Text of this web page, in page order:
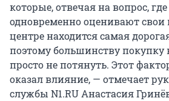
которые, отвечая на вопрос,
одновременно оценивают свои
центре находится самая
поэтому большинству покупку
просто не потянуть. Этот
оказал влияние, — отмечает
службы N1.RU Анастасия